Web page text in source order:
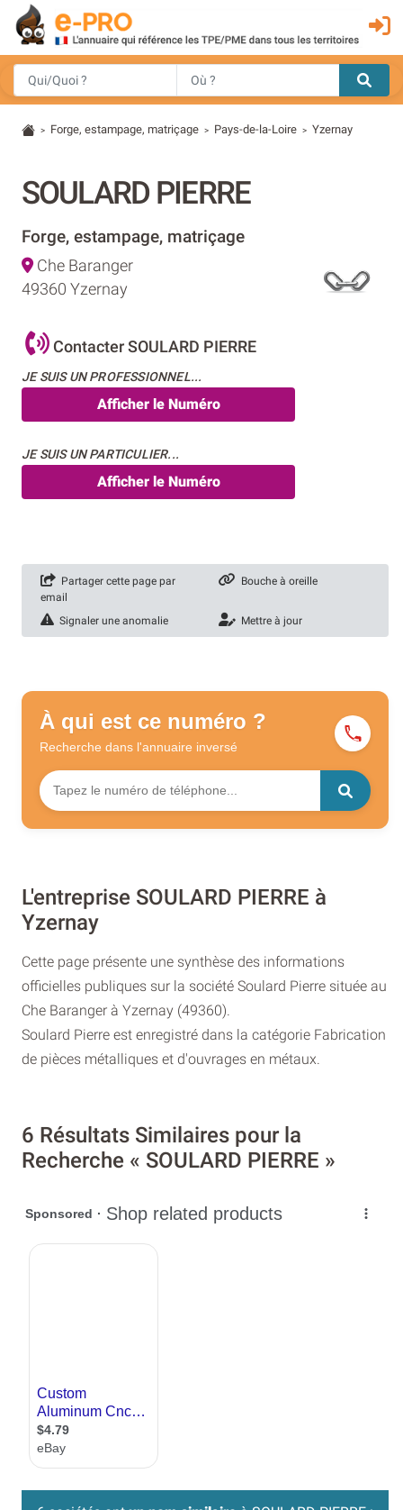
> Forge, estampage, matriçage > Pays-de-la-Loire > Yzernay
SOULARD PIERRE
Forge, estampage, matriçage
Che Baranger
49360 Yzernay
Contacter SOULARD PIERRE
JE SUIS UN PROFESSIONNEL...
Afficher le Numéro
JE SUIS UN PARTICULIER...
Afficher le Numéro
Partager cette page par
email
Bouche à oreille
Signaler une anomalie Mettre à jour
À qui est ce numéro ?
Recherche dans l'annuaire inversé
L'entreprise SOULARD PIERRE à
Yzernay
Cette page présente une synthèse des informations
officielles publiques sur la société Soulard Pierre située au
Che Baranger à Yzernay (49360).
Soulard Pierre est enregistré dans la catégorie Fabrication
de pièces métalliques et d'ouvrages en métaux.
6 Résultats Similaires pour la
Recherche « SOULARD PIERRE »